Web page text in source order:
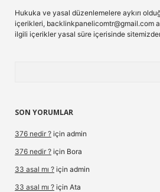
Hukuka ve yasal düzenlemelere aykırı
içerikleri, backlinkpanelicomtr@gmail.com
ilgili içerikler yasal süre içerisinde
SON YORUMLAR
376 nedir ? için admin
376 nedir ? için Bora
33 asal mı ? için admin
33 asal mı ? için Ata